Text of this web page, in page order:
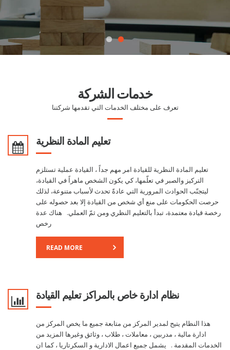
خدمات الشركة
تعرف على مختلف الخدمات التي تقدمها شركتنا
تعليم المادة النظرية
تعليم المادة النظرية للقيادة امر مهم جداً ، القيادة عملية تستلزم
التركيز والصبر في تعلّمها، كي يكون الشخص ماهراً في القيادة،
ليتجنّب الحوادث المرورية التي عادةً تحدث لأسباب متنوعة، لذلك
حرصت الحكومات على منع أي شخص من القيادة إلا بعد حصوله على
رخصة قيادة معتمدة، تبدأ بالتعليم النظري ومن ثمّ العملي. هناك عدة
رخص
READ MORE
نظام ادارة خاص بالمراكز تعليم القيادة
هذا النظام يتيح لمدير المركز من متابعة جميع ما يخص المركز من
ادارة مالية ، مدربين ، معاملات ، طلاب ، وثائق وغيرها المزيد من
الخدمات المقدمة . يشمل جميع اعمال الادارية و السكرتاريا ، كما ان